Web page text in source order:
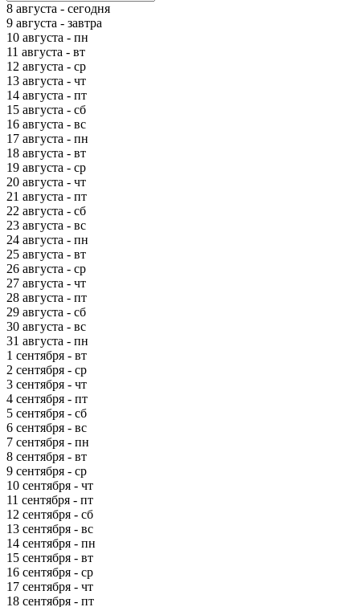
8 августа - сегодня
9 августа - завтра
10 августа - пн
11 августа - вт
12 августа - ср
13 августа - чт
14 августа - пт
15 августа - сб
16 августа - вс
17 августа - пн
18 августа - вт
19 августа - ср
20 августа - чт
21 августа - пт
22 августа - сб
23 августа - вс
24 августа - пн
25 августа - вт
26 августа - ср
27 августа - чт
28 августа - пт
29 августа - сб
30 августа - вс
31 августа - пн
1 сентября - вт
2 сентября - ср
3 сентября - чт
4 сентября - пт
5 сентября - сб
6 сентября - вс
7 сентября - пн
8 сентября - вт
9 сентября - ср
10 сентября - чт
11 сентября - пт
12 сентября - сб
13 сентября - вс
14 сентября - пн
15 сентября - вт
16 сентября - ср
17 сентября - чт
18 сентября - пт